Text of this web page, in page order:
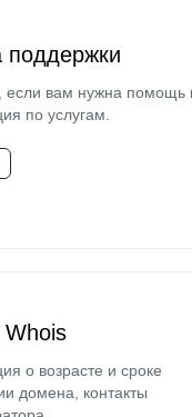
поддержки
если вам нужна помощь
по услугам.
о возрасте и сроке
домена, контакты